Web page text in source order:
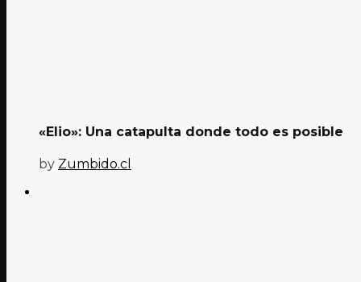
«Elio»: Una catapulta donde todo es posible
by Zumbido.cl